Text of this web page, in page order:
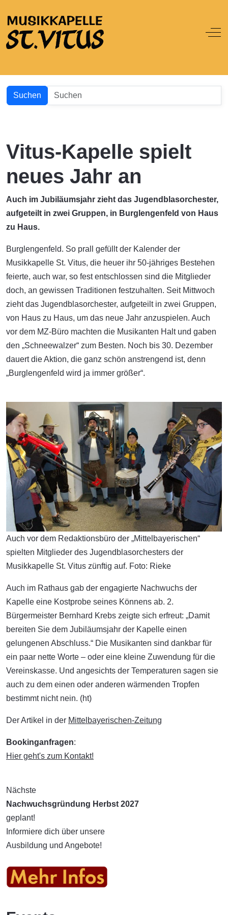
Off-
Suchen
Vitus-Kapelle spielt
neues Jahr an
Auch im Jubiläumsjahr zieht das Jugendblasorchester,
aufgeteilt in zwei Gruppen, in Burglengenfeld von Haus
zu Haus.
Burglengenfeld. So prall gefüllt der Kalender der
Musikkapelle St. Vitus, die heuer ihr 50-jähriges Bestehen
feierte, auch war, so fest entschlossen sind die Mitglieder
doch, an gewissen Traditionen festzuhalten. Seit Mittwoch
zieht das Jugendblasorchester, aufgeteilt in zwei Gruppen,
von Haus zu Haus, um das neue Jahr anzuspielen. Auch
vor dem MZ-Büro machten die Musikanten Halt und gaben
den „Schneewalzer“ zum Besten. Noch bis 30. Dezember
dauert die Aktion, die ganz schön anstrengend ist, denn
„Burglengenfeld wird ja immer größer“.
Auch vor dem Redaktionsbüro der „Mittelbayerischen“
spielten Mitglieder des Jugendblasorchesters der
Musikkapelle St. Vitus zünftig auf. Foto: Rieke
Auch im Rathaus gab der engagierte Nachwuchs der
Kapelle eine Kostprobe seines Könnens ab. 2.
Bürgermeister Bernhard Krebs zeigte sich erfreut: „Damit
bereiten Sie dem Jubiläumsjahr der Kapelle einen
gelungenen Abschluss.“ Die Musikanten sind dankbar für
ein paar nette Worte – oder eine kleine Zuwendung für die
Vereinskasse. Und angesichts der Temperaturen sagen sie
auch zu dem einen oder anderen wärmenden Tropfen
bestimmt nicht nein. (ht)
Der Artikel in der Mittelbayerischen-Zeitung
Bookinganfragen:
Hier geht's zum Kontakt!
Nächste
Nachwuchsgründung Herbst 2027
geplant!
Informiere dich über unsere
Ausbildung und Angebote!